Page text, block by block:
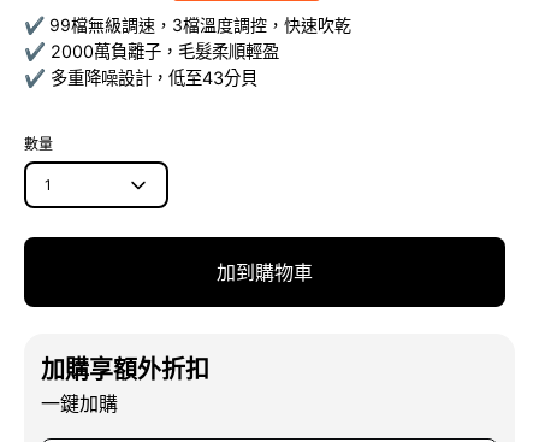
✔️ 99檔無級調速，3檔溫度調控，快速吹乾
✔️ 2000萬負離子，毛髮柔順輕盈
✔️ 多重降噪設計，低至43分貝
數量
1
加到購物車
加購享額外折扣
一鍵加購